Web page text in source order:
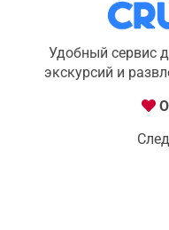
Удобный сервис
экскурсий и